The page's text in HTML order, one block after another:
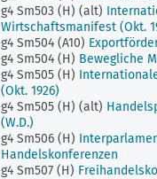
g4 Sm503 (H) (alt)
Wirtschaftsmanifest (Okt.
g4 Sm504 (A10)
g4 Sm504 (H) Bewegliche
g4 Sm505 (H)
(Okt. 1926)
g4 Sm505 (H) (alt)
(W.D.)
g4 Sm506 (H)
Handelskonferenzen
g4 Sm507 (H)